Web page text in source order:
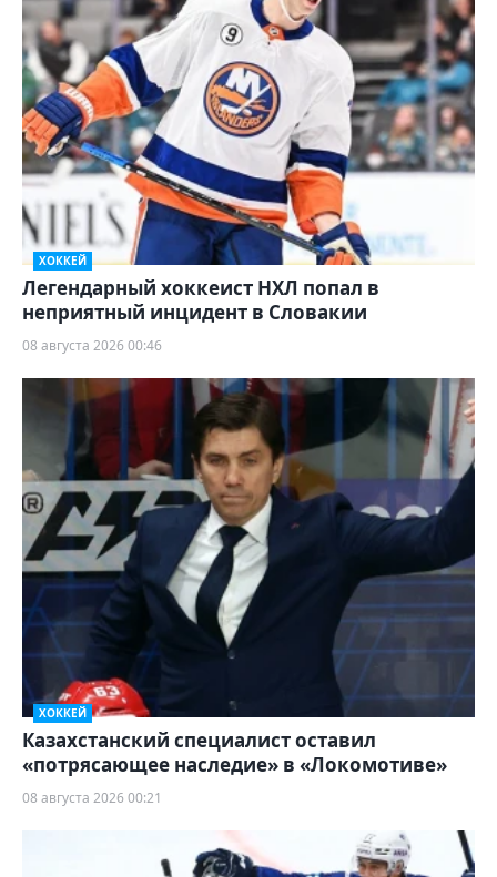
ХОККЕЙ
Легендарный хоккеист НХЛ попал в
неприятный инцидент в Словакии
08 августа 2026 00:46
ХОККЕЙ
Казахстанский специалист оставил
«потрясающее наследие» в «Локомотиве»
08 августа 2026 00:21